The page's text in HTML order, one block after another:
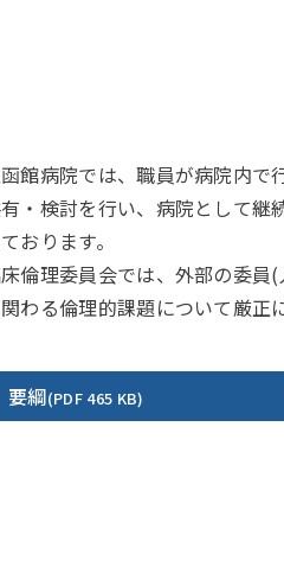
館病院では、職員が病院内で
・検討を行い、病院として
おります。
倫理委員会では、外部の委員(
わる倫理的課題について厳正
要綱(PDF 465 KB)